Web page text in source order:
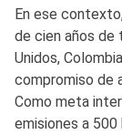
En ese
de cien años de
Unidos,
compromiso de
Como meta
emisiones a